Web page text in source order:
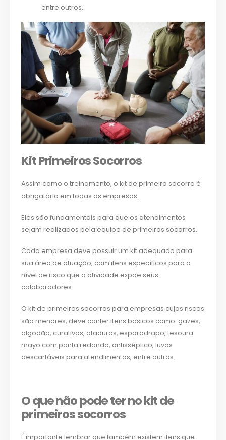
entre outros.
Kit Primeiros Socorros
Assim como o treinamento, o kit de primeiro socorro é
obrigatório em todas as empresas.
Eles são fundamentais para que os atendimentos
sejam realizados pela equipe de primeiros socorros.
Cada empresa deve possuir um kit adequado para
sua área de atuação, com itens específicos para o
nível de risco que a atividade expõe seus
colaboradores.
O kit de primeiros socorros para empresas cujos riscos
são menores, deve conter itens básicos como: gazes,
algodão, curativos, ataduras, esparadrapo, tesoura
mayo com ponta redonda, antisséptico, luvas
descartáveis para atendimentos, entre outros.
O que não pode ter no kit de
primeiros socorros
É importante lembrar que também existem itens que